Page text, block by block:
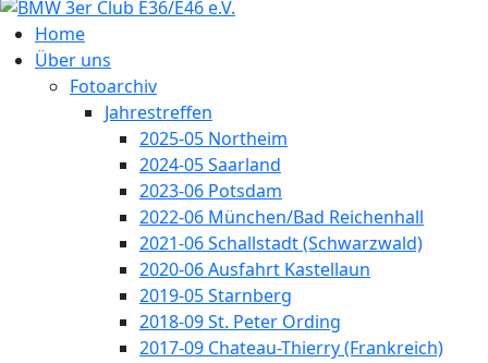
Home
Über uns
Fotoarchiv
Jahrestreffen
2025-05 Northeim
2024-05 Saarland
2023-06 Potsdam
2022-06 München/Bad Reichenhall
2021-06 Schallstadt (Schwarzwald)
2020-06 Ausfahrt Kastellaun
2019-05 Starnberg
2018-09 St. Peter Ording
2017-09 Chateau-Thierry (Frankreich)